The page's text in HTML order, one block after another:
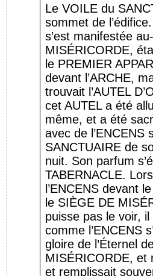
Le VOILE du
sommet de
s’est manifestée
MISÉRICORDE,
le PREMIER
devant l’ARCHE,
trouvait l’AUTEL
cet AUTEL a été
même, et a été
avec de l’ENCENS
SANCTUAIRE de
nuit. Son parfum
TABERNACLE.
l’ENCENS devant
le SIÈGE DE
puisse pas le voir,
comme l’ENCENS
gloire de l’Éternel
MISÉRICORDE, et
et remplissait